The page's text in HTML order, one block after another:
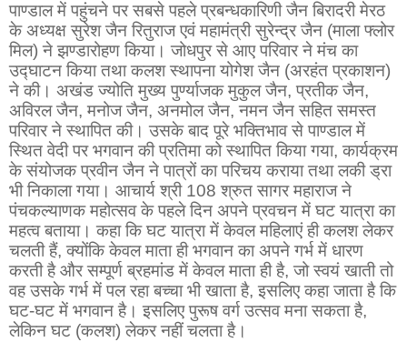
पाण्डाल में पहुंचने पर सबसे पहले प्रबन्धकारिणी जैन बिरादरी मेरठ
के अध्यक्ष सुरेश जैन रितुराज एवं महामंत्री सुरेन्द्र जैन (माला फ्लोर
मिल) ने झण्डारोहण किया। जोधपुर से आए परिवार ने मंच का
उद्घाटन किया तथा कलश स्थापना योगेश जैन (अरहंत प्रकाशन)
ने की। अखंड ज्योति मुख्य पुर्ण्याजक मुकुल जैन, प्रतीक जैन,
अविरल जैन, मनोज जैन, अनमोल जैन, नमन जैन सहित समस्त
परिवार ने स्थापित की। उसके बाद पूरे भक्तिभाव से पाण्डाल में
स्थित वेदी पर भगवान की प्रतिमा को स्थापित किया गया, कार्यक्रम
के संयोजक प्रवीन जैन ने पात्रों का परिचय कराया तथा लकी ड्रा
भी निकाला गया। आचार्य श्री 108 श्रुत सागर महाराज ने
पंचकल्याणक महोत्सव के पहले दिन अपने प्रवचन में घट यात्रा का
महत्व बताया। कहा कि घट यात्रा में केवल महिलाएं ही कलश लेकर
चलती हैं, क्योंकि केवल माता ही भगवान का अपने गर्भ में धारण
करती है और सम्पूर्ण ब्रहमांड में केवल माता ही है, जो स्वयं खाती तो
वह उसके गर्भ में पल रहा बच्चा भी खाता है, इसलिए कहा जाता है कि
घट-घट में भगवान है। इसलिए पुरूष वर्ग उत्सव मना सकता है,
लेकिन घट (कलश) लेकर नहीं चलता है।